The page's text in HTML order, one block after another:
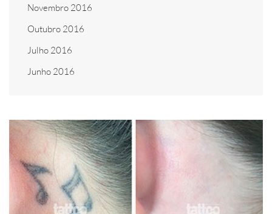
Novembro 2016
Outubro 2016
Julho 2016
Junho 2016